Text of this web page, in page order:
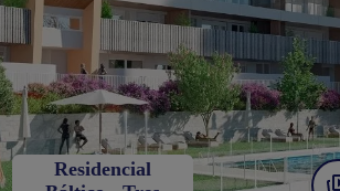
Residencial